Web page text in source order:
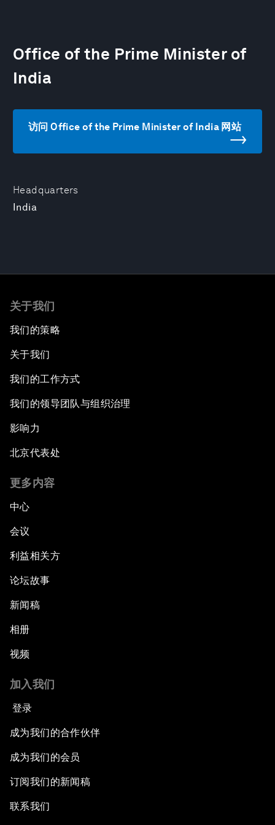
Headquarters
India
Office of the Prime Minister of
India
访问 Office of the Prime Minister of India 网站
关于我们
我们的策略
关于我们
我们的工作方式
我们的领导团队与组织治理
影响力
北京代表处
更多内容
中心
会议
利益相关方
论坛故事
新闻稿
相册
视频
加入我们
登录
成为我们的合作伙伴
成为我们的会员
订阅我们的新闻稿
联系我们